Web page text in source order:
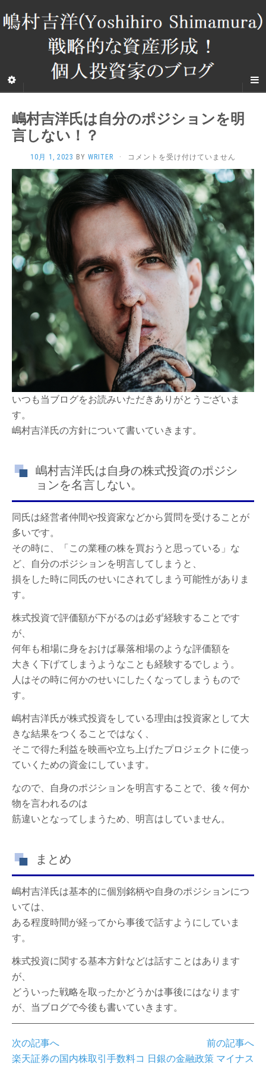
嶋村吉洋氏は自分のポジションを明
言しない！？
10月 1, 2023 BY WRITER ·
嶋
村
吉
洋
氏
は
自
分
ポ
ジ
シ
ョ
ン
を
明
言
し
な
い！？
は
コメントを受け付けていません
いつも当ブログをお読みいただきありがとうございま
す。
嶋村吉洋氏の方針について書いていきます。
嶋村吉洋氏は自身の株式投資のポジシ
ョンを名言しない。
同氏は経営者仲間や投資家などから質問を受けることが
多いです。
その時に、「この業種の株を買おうと思っている」な
ど、
自分のポジションを明言してしまうと、
損をした時に同氏のせいにされてしまう可能性がありま
す。
株式投資で評価額が下がるのは必ず経験することです
が、
何年も相場に身をおけば暴落相場のような評価額を
大きく下げてしまうようなことも経験するでしょう。
人はその時に何かのせいにしたくなってしまうもので
す。
嶋村吉洋氏が株式投資をしている理由は投資家として大
きな結果をつくることではなく、
そこで得た利益を映画や立ち上げたプロジェクトに使っ
ていくための資金にしています。
なので、自身のポジションを明言することで、後々何か
物を言われるのは
筋違いとなってしまうため、明言はしていません。
まとめ
嶋村吉洋氏は基本的に個別銘柄や自身のポジションにつ
いては、
ある程度時間が経ってから事後で話すようにしていま
す。
株式投資に関する基本方針などは話すことはあります
が、
どういった戦略を取ったかどうかは事後にはなります
が、 当ブログで今後も書いていきます。
前の記事へ
日銀の金融政策 マイナス
次の記事へ
楽天証券の国内株取引手数料コ